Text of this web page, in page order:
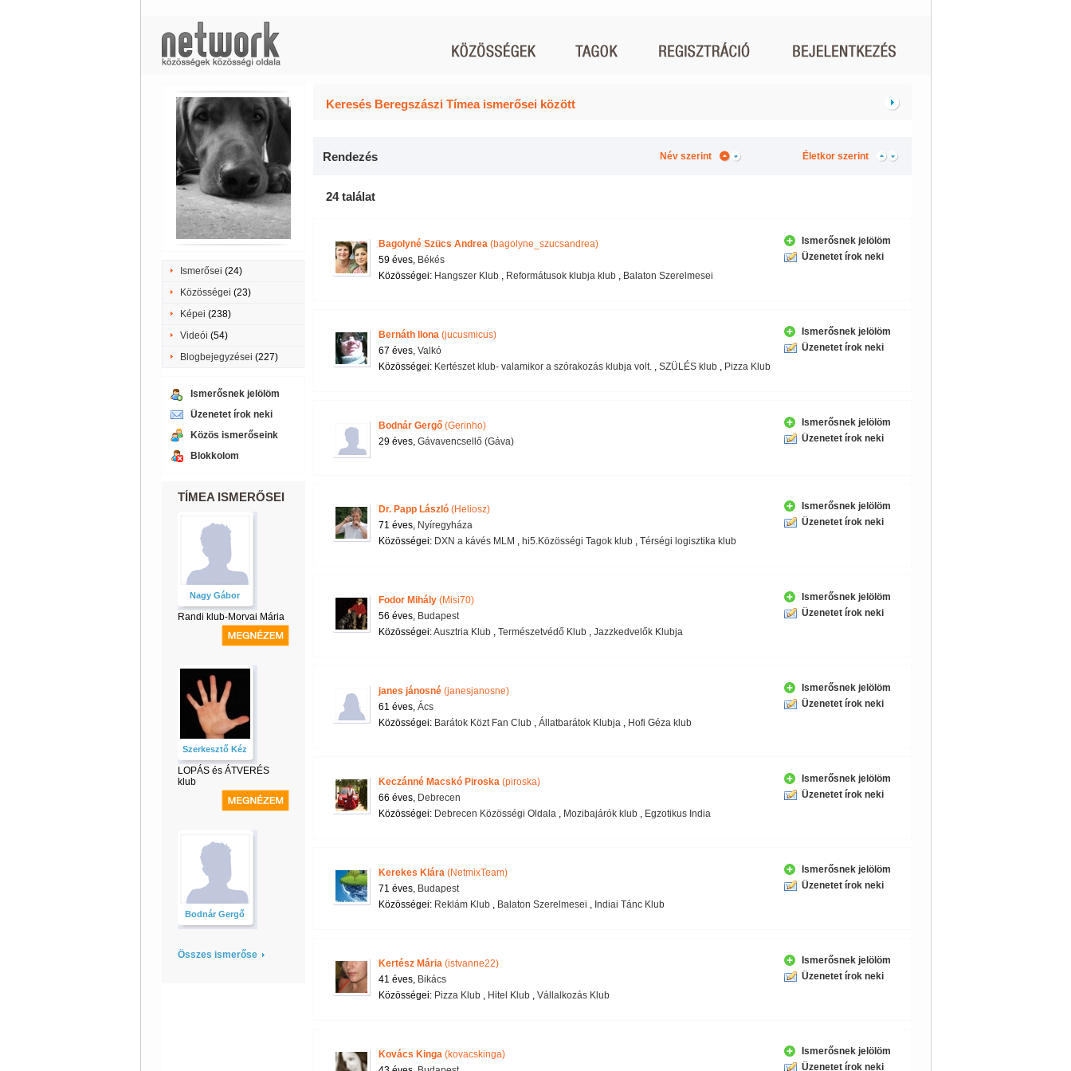
Ismerősei (24)
Közösségei (23)
Képei (238)
Videói (54)
Blogbejegyzései (227)
Ismerősnek jelölöm
Üzenetet írok neki
Közös ismerőseink
Blokkolom
TÍMEA ISMERŐSEI
Nagy Gábor
Randi klub-Morvai Mária
Szerkesztő Kéz
LOPÁS és ÁTVERÉS
klub
Bodnár Gergő
Összes ismerőse
Keresés Beregszászi Tímea ismerősei között
Rendezés Név szerint Életkor szerint
24 találat
Bagolyné Szücs Andrea(bagolyne_szucsandrea)
59 éves, Békés
Közösségei: Hangszer Klub, Reformátusok klubja klub, Balaton Szerelmesei
Ismerősnek jelölöm
Üzenetet írok neki
Bernáth Ilona(jucusmicus)
67 éves, Valkó
Közösségei: Kertészet klub- valamikor a szórakozás klubja volt., SZÜLÉS klub, Pizza Klub
Ismerősnek jelölöm
Üzenetet írok neki
Bodnár Gergő(Gerinho)
29 éves, Gávavencsellő (Gáva)
Ismerősnek jelölöm
Üzenetet írok neki
Dr. Papp László(Heliosz)
71 éves, Nyíregyháza
Közösségei: DXN a kávés MLM , hi5.Közösségi Tagok klub, Térségi logisztika klub
Ismerősnek jelölöm
Üzenetet írok neki
Fodor Mihály(Misi70)
56 éves, Budapest
Közösségei:Ausztria Klub, Természetvédő Klub, Jazzkedvelők Klubja
Ismerősnek jelölöm
Üzenetet írok neki
janes jánosné(janesjanosne)
61 éves, Ács
Közösségei: Barátok Közt Fan Club, Állatbarátok Klubja, Hofi Géza klub
Ismerősnek jelölöm
Üzenetet írok neki
Keczánné Macskó Piroska(piroska)
66 éves, Debrecen
Közösségei: Debrecen Közösségi Oldala, Mozibajárók klub, Egzotikus India
Ismerősnek jelölöm
Üzenetet írok neki
Kerekes Klára(NetmixTeam)
71 éves, Budapest
Közösségei: Reklám Klub, Balaton Szerelmesei , Indiai Tánc Klub
Ismerősnek jelölöm
Üzenetet írok neki
Kertész Mária(istvanne22)
41 éves, Bikács
Közösségei: Pizza Klub, Hitel Klub, Vállalkozás Klub
Ismerősnek jelölöm
Üzenetet írok neki
Kovács Kinga(kovacskinga)
Ismerősnek jelölöm
Üzenetet írok neki